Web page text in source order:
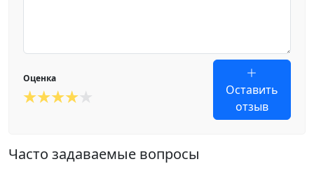
Оценка
Оставить
отзыв
Часто задаваемые вопросы